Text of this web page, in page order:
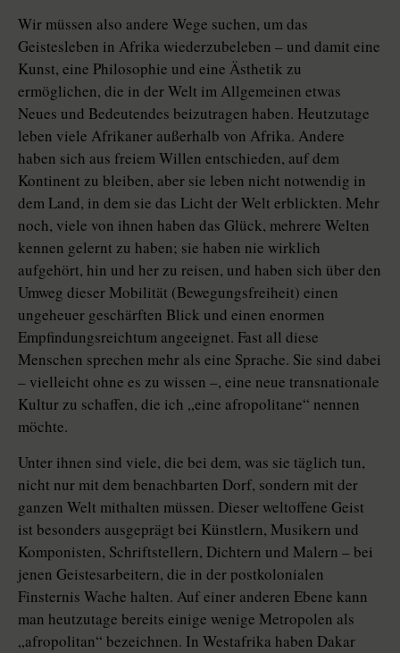
Wir müssen also andere Wege suchen, um das
Geistesleben in Afrika wiederzubeleben – und damit eine
Kunst, eine Philosophie und eine Ästhetik zu
ermöglichen, die in der Welt im Allgemeinen etwas
Neues und Bedeutendes beizutragen haben. Heutzutage
leben viele Afrikaner außerhalb von Afrika. Andere
haben sich aus freiem Willen entschieden, auf dem
Kontinent zu bleiben, aber sie leben nicht notwendig in
dem Land, in dem sie das Licht der Welt erblickten. Mehr
noch, viele von ihnen haben das Glück, mehrere Welten
kennen gelernt zu haben; sie haben nie wirklich
aufgehört, hin und her zu reisen, und haben sich über den
Umweg dieser Mobilität (Bewegungsfreiheit) einen
ungeheuer geschärften Blick und einen enormen
Empfindungsreichtum angeeignet. Fast all diese
Menschen sprechen mehr als eine Sprache. Sie sind dabei
– vielleicht ohne es zu wissen –, eine neue transnationale
Kultur zu schaffen, die ich „eine afropolitane“ nennen
möchte.
Unter ihnen sind viele, die bei dem, was sie täglich tun,
nicht nur mit dem benachbarten Dorf, sondern mit der
ganzen Welt mithalten müssen. Dieser weltoffene Geist
ist besonders ausgeprägt bei Künstlern, Musikern und
Komponisten, Schriftstellern, Dichtern und Malern – bei
jenen Geistesarbeitern, die in der postkolonialen
Finsternis Wache halten. Auf einer anderen Ebene kann
man heutzutage bereits einige wenige Metropolen als
„afropolitan“ bezeichnen. In Westafrika haben Dakar